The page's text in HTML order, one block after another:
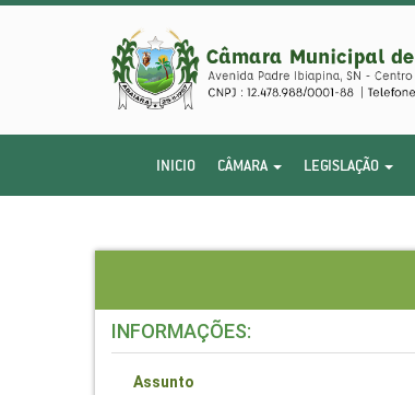
INICIO CÂMARA LEGISLAÇÃO
INFORMAÇÕES:
Assunto